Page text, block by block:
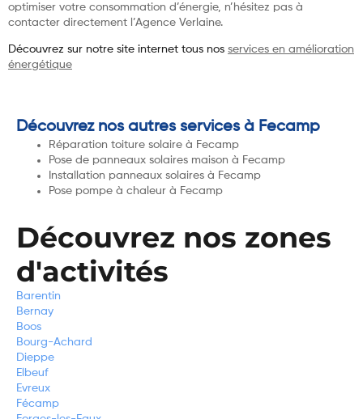
optimiser votre consommation d’énergie, n’hésitez pas à
contacter directement l’Agence Verlaine.
Découvrez sur notre site internet tous nos services en amélioration
énergétique
Découvrez nos autres services à Fecamp
Réparation toiture solaire à Fecamp
Pose de panneaux solaires maison à Fecamp
Installation panneaux solaires à Fecamp
Pose pompe à chaleur à Fecamp
Découvrez nos zones
d'activités
Barentin
Bernay
Boos
Bourg-Achard
Dieppe
Elbeuf
Evreux
Fécamp